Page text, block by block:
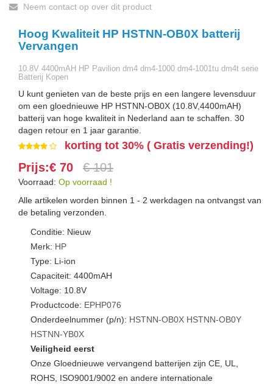
Neem contact op over dit product
Hoog Kwaliteit HP HSTNN-OB0X batterij
Vervangen
10.8V 4400mAH HP Pavilion dm4 dm4-1000 dm4-1001tu dm4t serie
Batterij Kopen
U kunt genieten van de beste prijs en een langere levensduur
om een gloednieuwe HP HSTNN-OB0X (10.8V,4400mAH)
batterij van hoge kwaliteit in Nederland aan te schaffen. 30
dagen retour en 1 jaar garantie.
korting tot 30% ( Gratis verzending!)
Prijs:€ 70 € 101
Voorraad: Op voorraad !
Alle artikelen worden binnen 1 - 2 werkdagen na ontvangst van
de betaling verzonden.
Conditie: Nieuw
Merk: HP
Type: Li-ion
Capaciteit: 4400mAH
Voltage: 10.8V
Productcode: EPHP076
Onderdeelnummer (p/n): HSTNN-OB0X HSTNN-OB0Y
HSTNN-YB0X
Veiligheid eerst
Onze Gloednieuwe vervangend batterijen zijn CE, UL,
ROHS, ISO9001/9002 en andere internationale